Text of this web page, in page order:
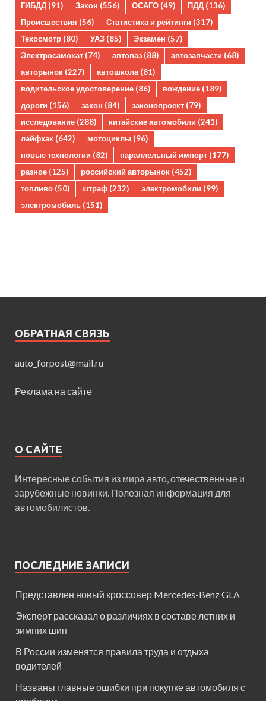
ГИБДД (91) Закон (556) ОСАГО (49) ПДД (136)
Происшествия (56) Статистика и рейтинги (317)
Техосмотр (80) УАЗ (85) Экзамен (57)
Электросамокат (74) автоваз (88) автозапчасти (68)
авторынок (227) автошкола(81)
водительское удостоверение (86) вождение (189)
дороги (156) закон (84) законопроект (79)
исследование (288) китайские автомобили (241)
лайфхак (642) мотоциклы (96)
новые технологии (82) параллельный импорт (177)
разное (125) российский авторынок (452)
топливо (50) штраф (232) электромобили (99)
электромобиль (151)
ОБРАТНАЯ СВЯЗЬ
auto_forpost@mail.ru
Реклама на сайте
О САЙТЕ
Интересные события из мира авто, отечественные и
зарубежные новинки. Полезная информация для
автомобилистов.
ПОСЛЕДНИЕ ЗАПИСИ
Представлен новый кроссовер Mercedes-Benz GLA
Эксперт рассказал о различиях в составе летних и
зимних шин
В России изменятся правила труда и отдыха
водителей
Названы главные ошибки при покупке автомобиля с